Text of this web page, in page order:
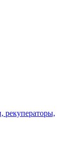
рекуператоры,